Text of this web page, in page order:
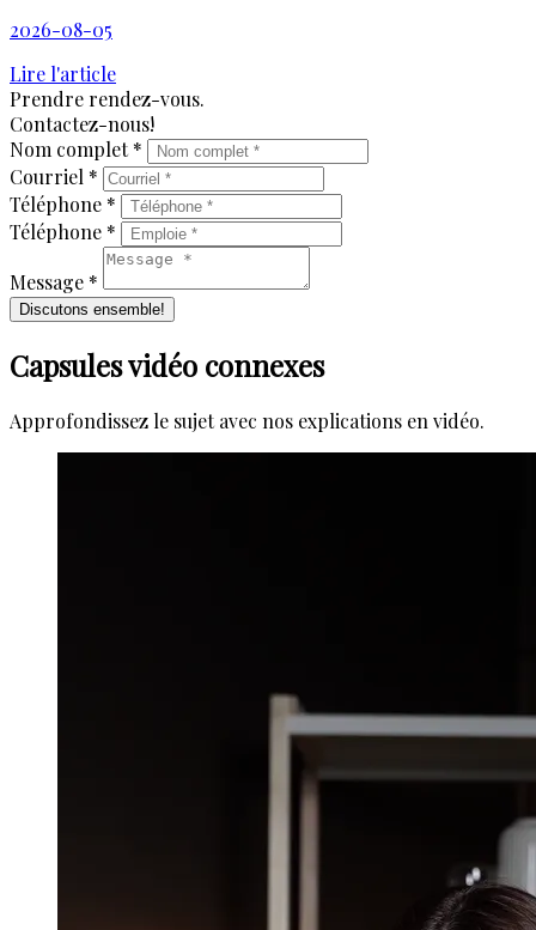
2026-08-05
Lire l'article
Prendre rendez-vous.
Contactez-nous!
Nom complet *
Courriel *
Téléphone *
Téléphone *
Message *
Discutons ensemble!
Capsules vidéo connexes
Approfondissez le sujet avec nos explications en vidéo.